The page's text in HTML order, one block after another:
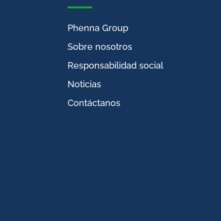
Phenna Group
Sobre nosotros
Responsabilidad social
Noticias
Contáctanos